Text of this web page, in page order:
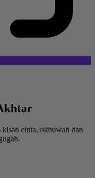
cinta, ukhuwah dan